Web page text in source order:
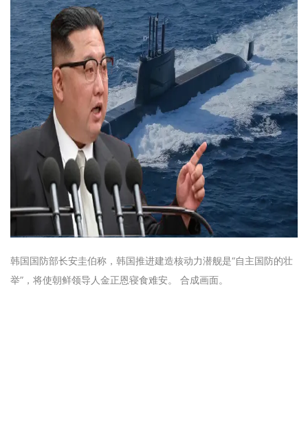
韩国国防部长安圭伯称，韩国推进建造核动力潜舰是“自主国防的壮
举”，将使朝鲜领导人金正恩寝食难安。 合成画面。